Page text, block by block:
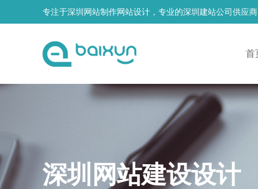
专注于深圳网站制作网站设计，专业的深圳建站公司供应商
首
深圳网站建设设计